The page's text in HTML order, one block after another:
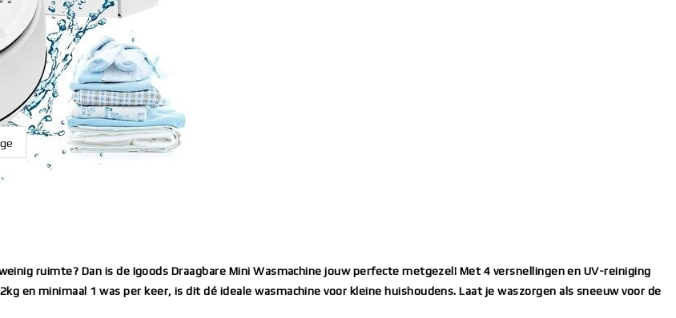
ruimte? Dan is de Igoods Draagbare Mini Wasmachine jouw perfecte metgezel! Met 4 versnellingen en UV-reiniging
en minimaal 1 was per keer, is dit dé ideale wasmachine voor kleine huishoudens. Laat je waszorgen als sneeuw voor de